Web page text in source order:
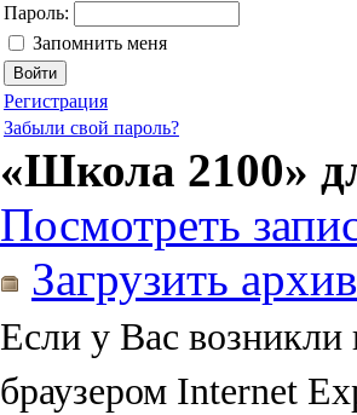
Пароль:
Запомнить меня
Регистрация
Забыли свой пароль?
«Школа 2100»
Посмотреть
Загрузить
Если у Вас возникли
браузером Internet